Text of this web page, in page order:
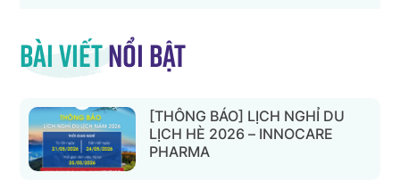
Bài viếtnổi bật
[THÔNG BÁO] LỊCH NGHỈ DU
LỊCH HÈ 2026 – INNOCARE
PHARMA